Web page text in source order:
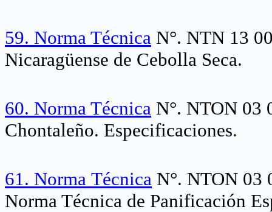
59. Norma Técnica N°. NTN 13
Nicaragüense de Cebolla Seca.
60. Norma Técnica N°. NTON 03
Chontaleño. Especificaciones.
61. Norma Técnica N°. NTON 03
Norma Técnica de Panificación